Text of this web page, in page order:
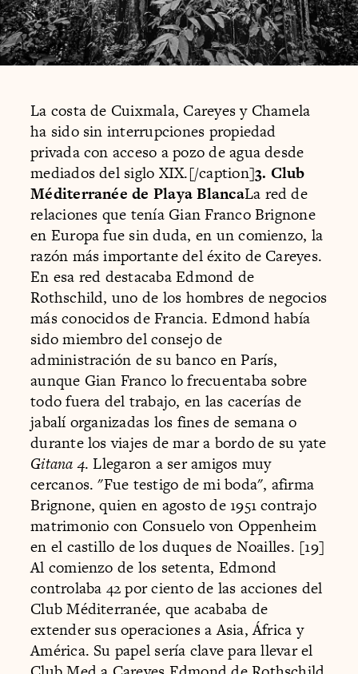
La costa de Cuixmala, Careyes y Chamela
ha sido sin interrupciones propiedad
privada con acceso a pozo de agua desde
mediados del siglo XIX.[/caption]3. Club
Méditerranée de Playa BlancaLa red de
relaciones que tenía Gian Franco Brignone
en Europa fue sin duda, en un comienzo, la
razón más importante del éxito de Careyes.
En esa red destacaba Edmond de
Rothschild, uno de los hombres de negocios
más conocidos de Francia. Edmond había
sido miembro del consejo de
administración de su banco en París,
aunque Gian Franco lo frecuentaba sobre
todo fuera del trabajo, en las cacerías de
jabalí organizadas los fines de semana o
durante los viajes de mar a bordo de su yate
Gitana 4. Llegaron a ser amigos muy
cercanos. "Fue testigo de mi boda", afirma
Brignone, quien en agosto de 1951 contrajo
matrimonio con Consuelo von Oppenheim
en el castillo de los duques de Noailles. [19]
Al comienzo de los setenta, Edmond
controlaba 42 por ciento de las acciones del
Club Méditerranée, que acababa de
extender sus operaciones a Asia, África y
América. Su papel sería clave para llevar el